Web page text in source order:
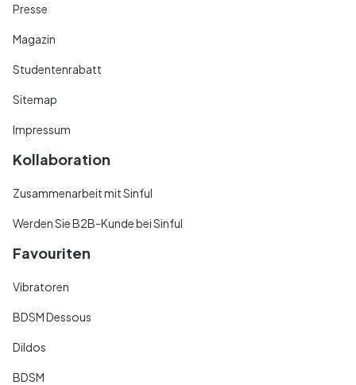
Presse
Magazin
Studentenrabatt
Sitemap
Impressum
Kollaboration
Zusammenarbeit mit Sinful
Werden Sie B2B-Kunde bei Sinful
Favouriten
Vibratoren
BDSM Dessous
Dildos
BDSM